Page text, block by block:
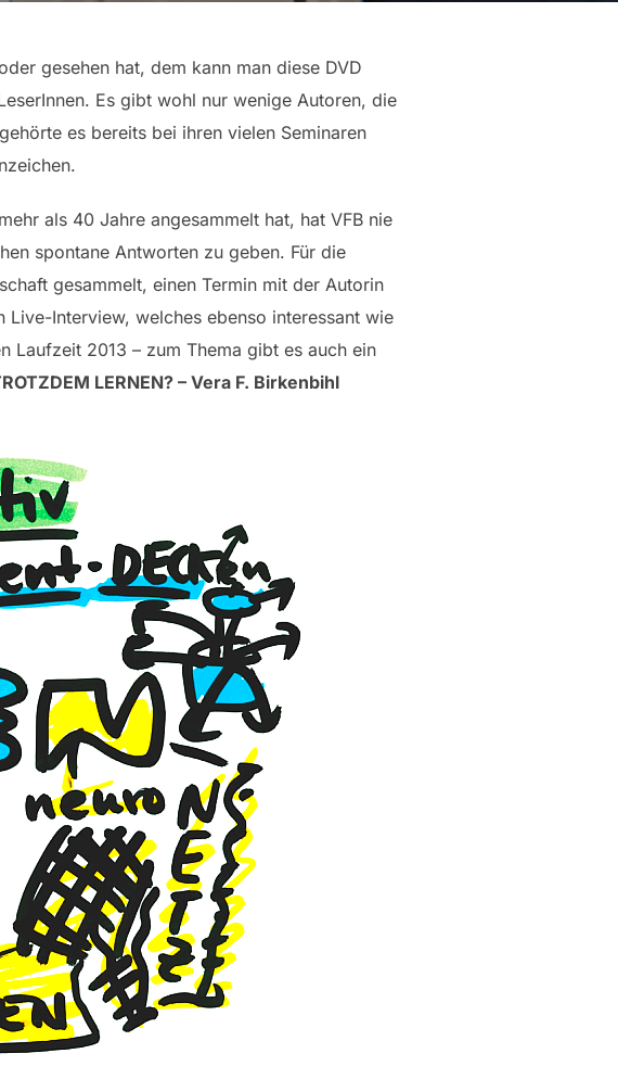
gesehen hat, dem kann man diese DVD
Es gibt wohl nur wenige Autoren, die
es bereits bei ihren vielen Seminaren
als 40 Jahre angesammelt hat, hat VFB nie
spontane Antworten zu geben. Für die
gesammelt, einen Termin mit der Autorin
Interview, welches ebenso interessant wie
Laufzeit 2013 – zum Thema gibt es auch ein
LERNEN? – Vera F. Birkenbihl